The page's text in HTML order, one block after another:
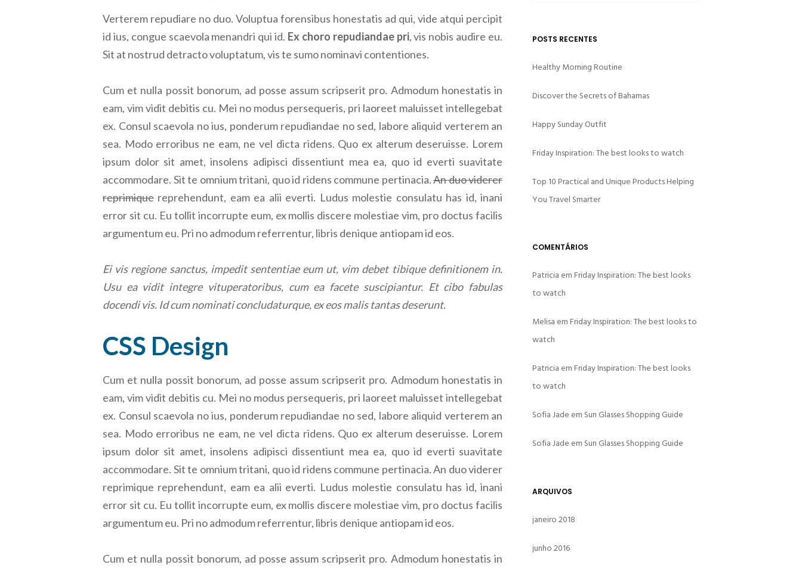
Verterem repudiare no duo. Voluptua forensibus honestatis ad qui, vide atqui percipit
id ius, congue scaevola menandri qui id. Ex choro repudiandae pri, vis nobis audire eu.
Sit at nostrud detracto voluptatum, vis te sumo nominavi contentiones.
Cum et nulla possit bonorum, ad posse assum scripserit pro. Admodum honestatis in
eam, vim vidit debitis cu. Mei no modus persequeris, pri laoreet maluisset intellegebat
ex. Consul scaevola no ius, ponderum repudiandae no sed, labore aliquid verterem an
sea. Modo erroribus ne eam, ne vel dicta ridens. Quo ex alterum deseruisse. Lorem
ipsum dolor sit amet, insolens adipisci dissentiunt mea ea, quo id everti suavitate
accommodare. Sit te omnium tritani, quo id ridens commune pertinacia.An duo viderer
reprimique reprehendunt, eam ea alii everti. Ludus molestie consulatu has id, inani
error sit cu. Eu tollit incorrupte eum, ex mollis discere molestiae vim, pro doctus facilis
argumentum eu. Pri no admodum referrentur, libris denique antiopam id eos.
Ei vis regione sanctus, impedit sententiae eum ut, vim debet tibique definitionem in.
Usu ea vidit integre vituperatoribus, cum ea facete suscipiantur. Et cibo fabulas
docendi vis. Id cum nominati concludaturque, ex eos malis tantas deserunt.
CSS Design
Cum et nulla possit bonorum, ad posse assum scripserit pro. Admodum honestatis in
eam, vim vidit debitis cu. Mei no modus persequeris, pri laoreet maluisset intellegebat
ex. Consul scaevola no ius, ponderum repudiandae no sed, labore aliquid verterem an
sea. Modo erroribus ne eam, ne vel dicta ridens. Quo ex alterum deseruisse. Lorem
ipsum dolor sit amet, insolens adipisci dissentiunt mea ea, quo id everti suavitate
accommodare. Sit te omnium tritani, quo id ridens commune pertinacia. An duo viderer
reprimique reprehendunt, eam ea alii everti. Ludus molestie consulatu has id, inani
error sit cu. Eu tollit incorrupte eum, ex mollis discere molestiae vim, pro doctus facilis
argumentum eu. Pri no admodum referrentur, libris denique antiopam id eos.
Cum et nulla possit bonorum, ad posse assum scripserit pro. Admodum honestatis in
POSTS RECENTES
Healthy Morning Routine
Discover the Secrets of Bahamas
Happy Sunday Outfit
Friday Inspiration: The best looks to watch
Top 10 Practical and Unique Products Helping
You Travel Smarter
COMENTÁRIOS
Patricia emFriday Inspiration: The best looks
to watch
Melisa emFriday Inspiration: The best looks to
watch
Patricia emFriday Inspiration: The best looks
to watch
Sofia Jade em Sun Glasses Shopping Guide
Sofia Jade em Sun Glasses Shopping Guide
ARQUIVOS
janeiro 2018
junho 2016